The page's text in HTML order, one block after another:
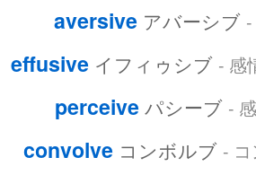
aversive アバーシブ
effusive イフィゥシブ - 感
perceive パシーブ -
convolve コンボルブ -